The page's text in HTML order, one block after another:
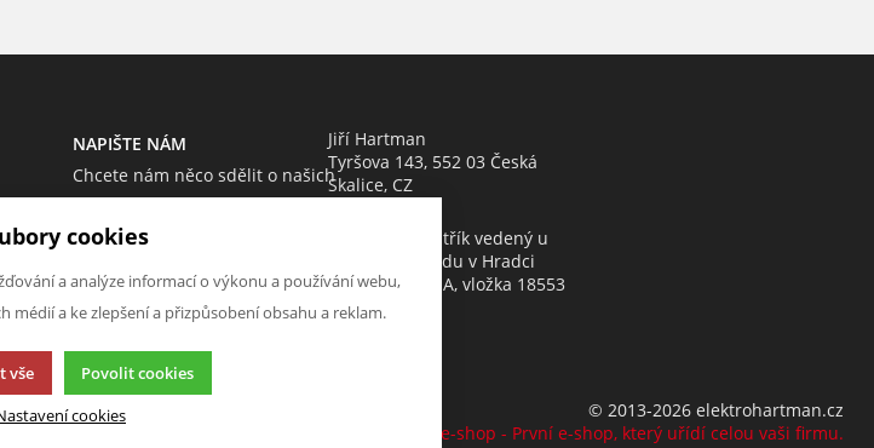
NAPIŠTE NÁM
Chcete nám něco sdělit o našich
Neváhejte napsat.
Chci napsat zprávu
Jiří Hartman
Tyršova 143, 552 03 Česká
Skalice, CZ
Obchodní rejstřík vedený u
Krajského soudu v Hradci
Králové, oddíl A, vložka 18553
© 2013-2026 elektrohartman.cz
K2 e-shop - První e-shop, který uřídí celou vaši firmu.
cookies
a analýze informací o výkonu a používání webu,
médií a ke zlepšení a přizpůsobení obsahu a reklam.
vše Povolit cookies
cookies